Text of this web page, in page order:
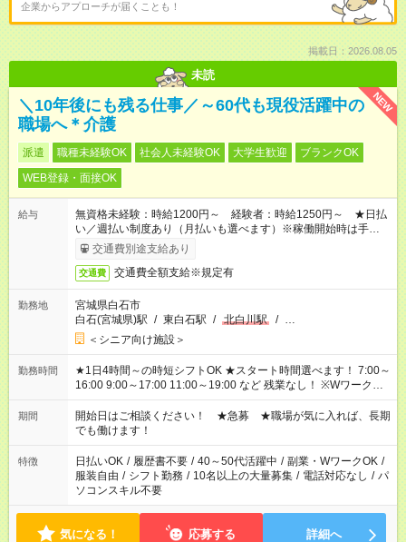
企業からアプローチが届くことも！
掲載日：2026.08.05
未読
NEW
＼10年後にも残る仕事／～60代も現役活躍中の
職場へ＊介護
派遣 職種未経験OK 社会人未経験OK 大学生歓迎
ブランクOK
WEB登録・面接OK
給与
無資格未経験：時給1200円～ 経験者：時給1250円～ ★日払
い／週払い制度あり（月払いも選べます）※稼働開始時は手続き
完了次第のお支払いとなります。
交通費別途支給あり
交通費 交通費全額支給※規定有
勤務地
宮城県白石市
白石(宮城県)駅 / 東白石駅 / 北白川駅 / …
＜シニア向け施設＞
勤務時間
★1日4時間～の時短シフトOK ★スタート時間選べます！ 7:00～
16:00 9:00～17:00 11:00～19:00 など 残業なし！ ※Wワークの
場合、他のお仕事と合わせ週40時間超の就業はご案内できませ
ん ※法令に基づき、週20時間以上勤務は社会保険への加入対象
となります ※労働者派遣法（日雇い派遣の原則禁止）により、
短時間・短期間の就業はご案内が難しい場合があります
期間
開始日はご相談ください！ ★急募 ★職場が気に入れば、長期
でも働けます！
特徴 日払いOK / 履歴書不要 / 40～50代活躍中 / 副業・WワークOK /
服装自由 / シフト勤務 / 10名以上の大量募集 / 電話対応なし / パ
ソコンスキル不要
気になる！ 応募する 詳細へ